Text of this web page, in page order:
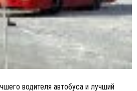
водителя автобуса и лучший